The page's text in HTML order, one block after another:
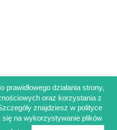
sklepu
prywatności
RODO
działania strony,
oraz korzystania z
znajdziesz w polityce
na wykorzystywanie plików